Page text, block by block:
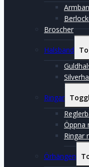
Broscher
Halsband
Ringar
Öppna
Ringar
Örhängen